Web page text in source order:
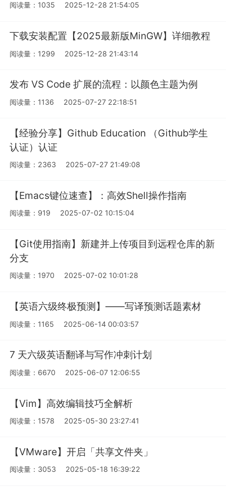
阅读量：1035 2025-12-28 21:54:05
下载安装配置【2025最新版MinGW】详细教程
阅读量：1299 2025-12-28 21:43:14
发布 VS Code 扩展的流程：以颜色主题为例
阅读量：1136 2025-07-27 22:18:51
【经验分享】Github Education （Github学生
认证）认证
阅读量：2363 2025-07-27 21:49:08
【Emacs键位速查】：高效Shell操作指南
阅读量：919 2025-07-02 10:15:04
【Git使用指南】新建并上传项目到远程仓库的新
分支
阅读量：1970 2025-07-02 10:01:28
【英语六级终极预测】——写译预测话题素材
阅读量：1165 2025-06-14 00:03:57
7 天六级英语翻译与写作冲刺计划
阅读量：6670 2025-06-07 12:06:55
【Vim】高效编辑技巧全解析
阅读量：1578 2025-05-30 23:27:41
【VMware】开启「共享文件夹」
阅读量：3053 2025-05-18 16:39:22